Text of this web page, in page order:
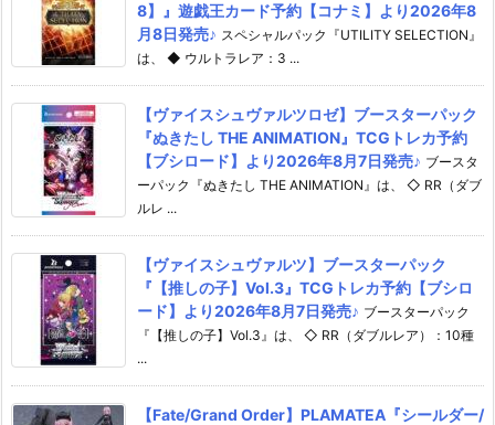
8】』遊戯王カード予約【コナミ】より2026年8
月8日発売♪ スペシャルパック『UTILITY SELECTION』
は、 ◆ ウルトラレア：3 ...
【ヴァイスシュヴァルツロゼ】ブースターパック
『ぬきたし THE ANIMATION』TCGトレカ予約
【ブシロード】より2026年8月7日発売♪ ブースタ
ーパック『ぬきたし THE ANIMATION』は、 ◇ RR（ダブ
ルレ ...
【ヴァイスシュヴァルツ】ブースターパック
『【推しの子】Vol.3』TCGトレカ予約【ブシロ
ード】より2026年8月7日発売♪ ブースターパック
『【推しの子】Vol.3』は、 ◇ RR（ダブルレア）：10種
...
【Fate/Grand Order】PLAMATEA『シールダー/